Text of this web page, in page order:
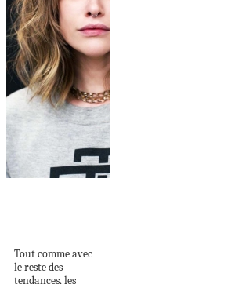
Tout comme avec
le reste des
tendances, les